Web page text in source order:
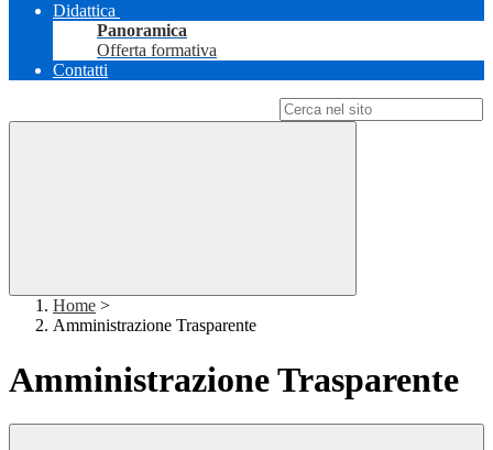
Didattica
Panoramica
Offerta formativa
Contatti
Home >
Amministrazione Trasparente
Amministrazione Trasparente